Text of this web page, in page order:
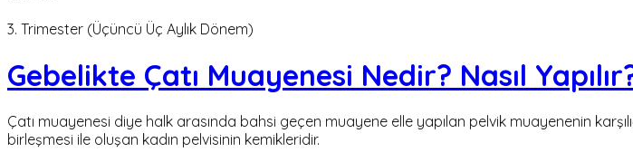
3. Trimester (Üçüncü Üç Aylık Dönem)
Gebelikte Çatı Muayenesi Nedir? Nasıl
Çatı muayenesi diye halk arasında bahsi geçen muayene elle yapılan pelvik muayenenin
birleşmesi ile oluşan kadın pelvisinin kemikleridir.